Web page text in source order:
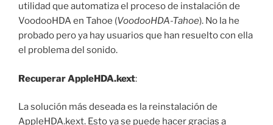
utilidad que automatiza el proceso de instalación de
VoodooHDA en Tahoe (VoodooHDA-Tahoe). No la he
probado pero ya hay usuarios que han resuelto con ella
el problema del sonido.
Recuperar AppleHDA.kext:
La solución más deseada es la reinstalación de
AppleHDA.kext. Esto ya se puede hacer gracias a